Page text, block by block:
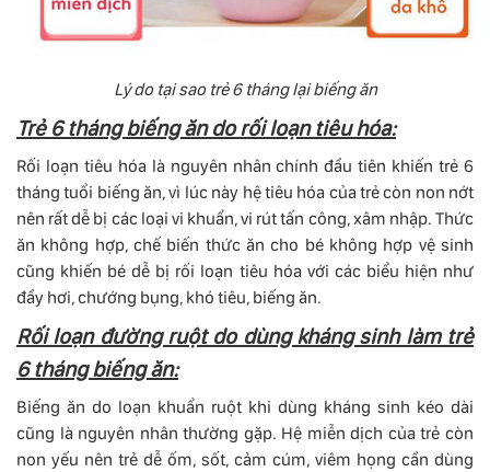
Lý do tại sao trẻ 6 tháng lại biếng ăn
Trẻ 6 tháng biếng ăn do rối loạn tiêu hóa:
Rối loạn tiêu hóa là nguyên nhân chính đầu tiên khiến trẻ 6
tháng tuổi biếng ăn, vì lúc này hệ tiêu hóa của trẻ còn non nớt
nên rất dễ bị các loại vi khuẩn, vi rút tấn công, xâm nhập. Thức
ăn không hợp, chế biến thức ăn cho bé không hợp vệ sinh
cũng khiến bé dễ bị rối loạn tiêu hóa với các biểu hiện như
đầy hơi, chướng bụng, khó tiêu, biếng ăn.
Rối loạn đường ruột do dùng kháng sinh làm trẻ
6 tháng biếng ăn:
Biếng ăn do loạn khuẩn ruột khi dùng kháng sinh kéo dài
cũng là nguyên nhân thường gặp. Hệ miễn dịch của trẻ còn
non yếu nên trẻ dễ ốm, sốt, cảm cúm, viêm họng cần dùng